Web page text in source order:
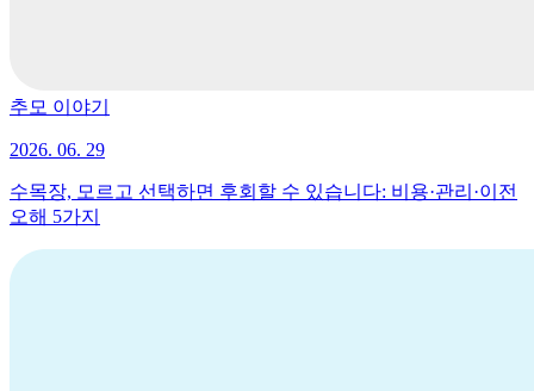
추모 이야기
2026. 06. 29
수목장, 모르고 선택하면 후회할 수 있습니다: 비용·관리·이전
오해 5가지